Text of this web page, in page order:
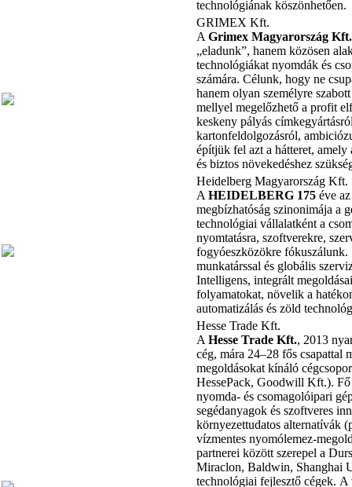
technológiának köszönhetően.
GRIMEX Kft.
AGrimex Magyarország Kft.
„eladunk”, hanem közösen
technológiákat nyomdák és
számára. Célunk, hogy ne
hanem olyan személyre
mellyel megelőzhető a profit
keskeny pályás
kartonfeldolgozásról,
építjük fel azt a hátteret, amely
és biztos növekedéshez
Heidelberg Magyarország Kft.
AHEIDELBERG 175 éve
megbízhatóság szinonimája a
technológiai vállalatként a
nyomtatásra, szoftverekre,
fogyóeszközökre fókuszálunk.
munkatárssal és globális
Intelligens, integrált
folyamatokat, növelik a
automatizálás és zöld
Hesse Trade Kft.
AHesse Trade Kft., 2013
cég, mára 24–28 fős csapattal
megoldásokat kínáló
HessePack, Goodwill Kft.).
nyomda- és csomagolóipari
segédanyagok és szoftveres
környezettudatos alternatívák
vízmentes nyomólemez-
partnerei között szerepel a
Miraclon, Baldwin, Shanghai
technológiai fejlesztő cégek. A